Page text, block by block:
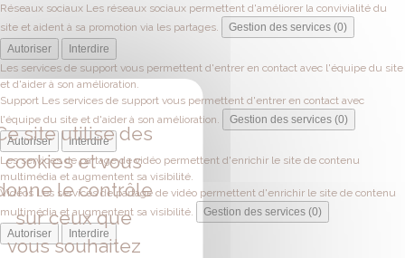
Réseaux sociaux Les réseaux sociaux permettent d'améliorer la convivialité du
site et aident à sa promotion via les partages.
Gestion des services (0)
Autoriser
Interdire
Les services de support vous permettent d'entrer en contact avec l'équipe du site
et d'aider à son amélioration.
Support Les services de support vous permettent d'entrer en contact avec
l'équipe du site et d'aider à son amélioration.
Gestion des services (0)
Autoriser
Interdire
Les services de partage de vidéo permettent d'enrichir le site de contenu
multimédia et augmentent sa visibilité.
Vidéos Les services de partage de vidéo permettent d'enrichir le site de contenu
multimédia et augmentent sa visibilité.
Gestion des services (0)
Autoriser
Interdire
site utilise des
cookies et vous
le contrôle
sur ceux que
vous souhaitez